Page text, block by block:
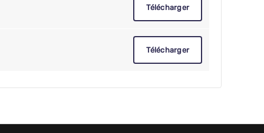
Télécharger
Télécharger